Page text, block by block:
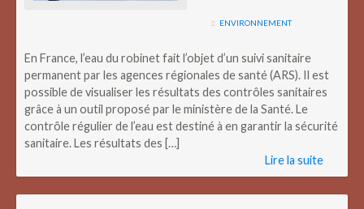
ENVIRONNEMENT
En France, l’eau du robinet fait l’objet d’un suivi sanitaire
permanent par les agences régionales de santé (ARS). Il est
possible de visualiser les résultats des contrôles sanitaires
grâce à un outil proposé par le ministère de la Santé. Le
contrôle régulier de l’eau est destiné à en garantir la sécurité
sanitaire. Les résultats des […]
Lire la suite